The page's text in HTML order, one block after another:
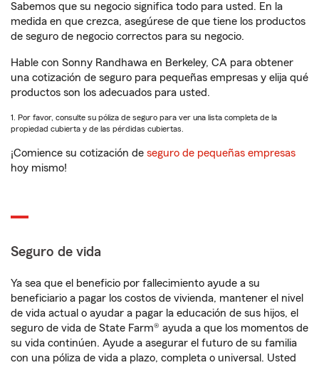
Sabemos que su negocio significa todo para usted. En la
medida en que crezca, asegúrese de que tiene los productos
de seguro de negocio correctos para su negocio.
Hable con Sonny Randhawa en Berkeley, CA para obtener
una cotización de seguro para pequeñas empresas y elija qué
productos son los adecuados para usted.
1. Por favor, consulte su póliza de seguro para ver una lista completa de la
propiedad cubierta y de las pérdidas cubiertas.
¡Comience su cotización de seguro de pequeñas empresas
hoy mismo!
Seguro de vida
Ya sea que el beneficio por fallecimiento ayude a su
beneficiario a pagar los costos de vivienda, mantener el nivel
de vida actual o ayudar a pagar la educación de sus hijos, el
seguro de vida de State Farm® ayuda a que los momentos de
su vida continúen. Ayude a asegurar el futuro de su familia
con una póliza de vida a plazo, completa o universal. Usted